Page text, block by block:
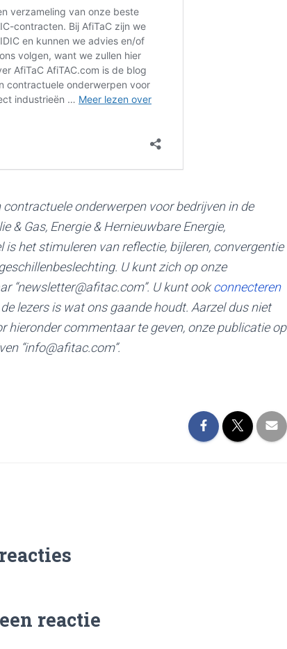
onderwerpen voor bedrijven in de
& Gas, Energie & Hernieuwbare Energie,
het stimuleren van reflectie, bijleren, convergentie
U kunt zich op onze
“newsletter@afitac.com”. U kunt ookconnecteren
lezers is wat ons gaande houdt. Aarzel dus niet
hieronder commentaar te geven, onze publicatie op
“info@afitac.com”.
reactie